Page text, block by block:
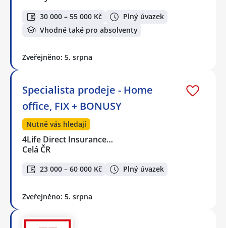
30 000 – 55 000 Kč
Plný úvazek
Vhodné také pro absolventy
Zveřejněno: 5. srpna
Specialista prodeje - Home
office, FIX + BONUSY
Nutně vás hledají
4Life Direct Insurance…
Celá ČR
23 000 – 60 000 Kč Plný úvazek
Zveřejněno: 5. srpna